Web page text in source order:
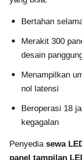
Minta
Tampilan
Layar layar LED
layar dipimpin
Sewa layar LED
Bertahan
Merakit 300
desain
Menampilkan
nol latensi
Beroperasi 18
kegagalan
Penyediasewa
panel tampilan